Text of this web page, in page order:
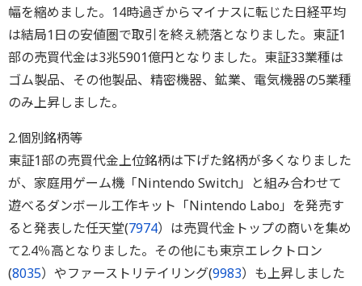
幅を縮めました。14時過ぎからマイナスに転じた日経平均
は結局1日の安値圏で取引を終え続落となりました。東証1
部の売買代金は3兆5901億円となりました。東証33業種は
ゴム製品、その他製品、精密機器、鉱業、電気機器の5業種
のみ上昇しました。
2.個別銘柄等
東証1部の売買代金上位銘柄は下げた銘柄が多くなりました
が、家庭用ゲーム機「Nintendo Switch」と組み合わせて
遊べるダンボール工作キット「Nintendo Labo」を発売す
ると発表した任天堂(7974）は売買代金トップの商いを集め
て2.4％高となりました。その他にも東京エレクトロン
(8035）やファーストリテイリング(9983）も上昇しました